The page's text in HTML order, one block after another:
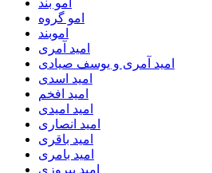
امو گروه
اموبند
امید آمری
امید آمری و یوسف صیادی
امید اسدی
امید افخم
امید امیدی
امید انصاری
امید باقری
امید بامری
امید پیروزی